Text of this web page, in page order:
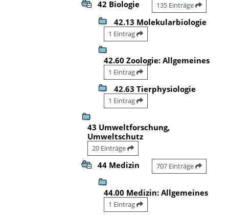
42 Biologie 135 Einträge
42.13 Molekularbiologie
1 Eintrag
42.60 Zoologie: Allgemeines
1 Eintrag
42.63 Tierphysiologie
1 Eintrag
43 Umweltforschung,
Umweltschutz
20 Einträge
44 Medizin 707 Einträge
44.00 Medizin: Allgemeines
1 Eintrag